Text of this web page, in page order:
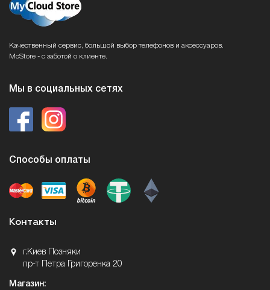
Качественный сервис, большой выбор телефонов и аксессуаров.
McStore - с заботой о клиенте.
Мы в социальных сетях
Способы оплаты
Контакты
г.Киев Позняки
пр-т Петра Григоренка 20
Магазин: